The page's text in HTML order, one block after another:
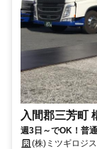
入間郡三芳町
週3日～でOK！普
(株)ミツギロジ